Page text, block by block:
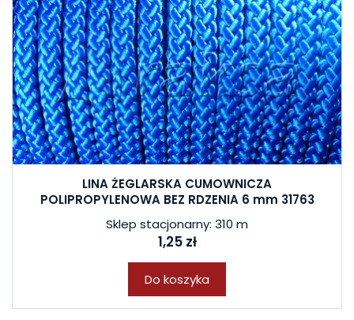
LINA ŻEGLARSKA CUMOWNICZA
POLIPROPYLENOWA BEZ RDZENIA 6 mm 31763
Sklep stacjonarny: 310 m
1,25 zł
Do koszyka